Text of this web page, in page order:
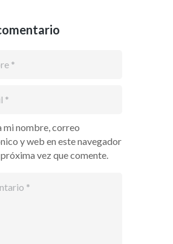
mi nombre, correo
y web en este navegador
vez que comente.